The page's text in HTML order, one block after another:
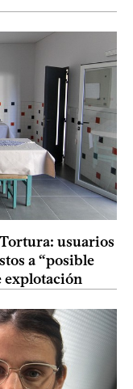
usuarios
a “posible
explotación